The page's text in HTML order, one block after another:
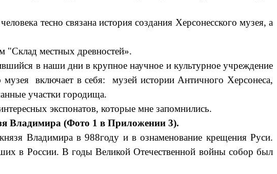
тесно связана история создания Херсонесского музея, а
"Склад местных древностей».
в наши дни в крупное научное и культурное учреждение
музея включает в себя: музей истории Античного Херсонеса,
участки городища.
экспонатов, которые мне запомнились.
Владимира (Фото 1 в Приложении 3).
Владимира в 988году и в ознаменование крещения Руси.
в России. В годы Великой Отечественной войны собор был